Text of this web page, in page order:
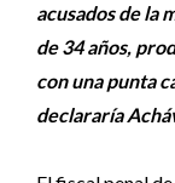
acusados de la
de 34 años,
con una punta
declararía